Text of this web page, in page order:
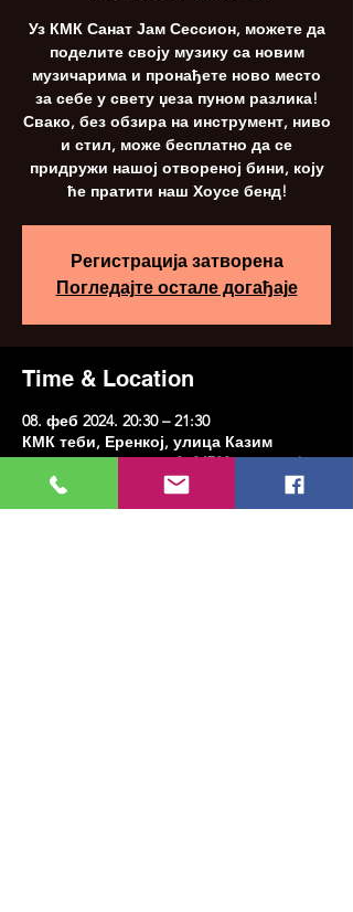
Уз КМК Санат Јам Сессион, можете да
поделите своју музику са новим
музичарима и пронађете ново место
за себе у свету џеза пуном разлика!
Свако, без обзира на инструмент, ниво
и стил, може бесплатно да се
придружи нашој отвореној бини, коју
ће пратити наш Хоусе бенд!
Регистрација затворена
Погледајте остале догађаје
Time & Location
08. феб 2024. 20:30 – 21:30
КМК теби, Еренкој, улица Казим
Карабекирпаша Но:8, 34738 Кадıкои/
Истанбул, Туркиие